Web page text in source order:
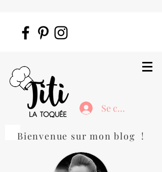
Se connecter
Bienvenue sur mon blog !